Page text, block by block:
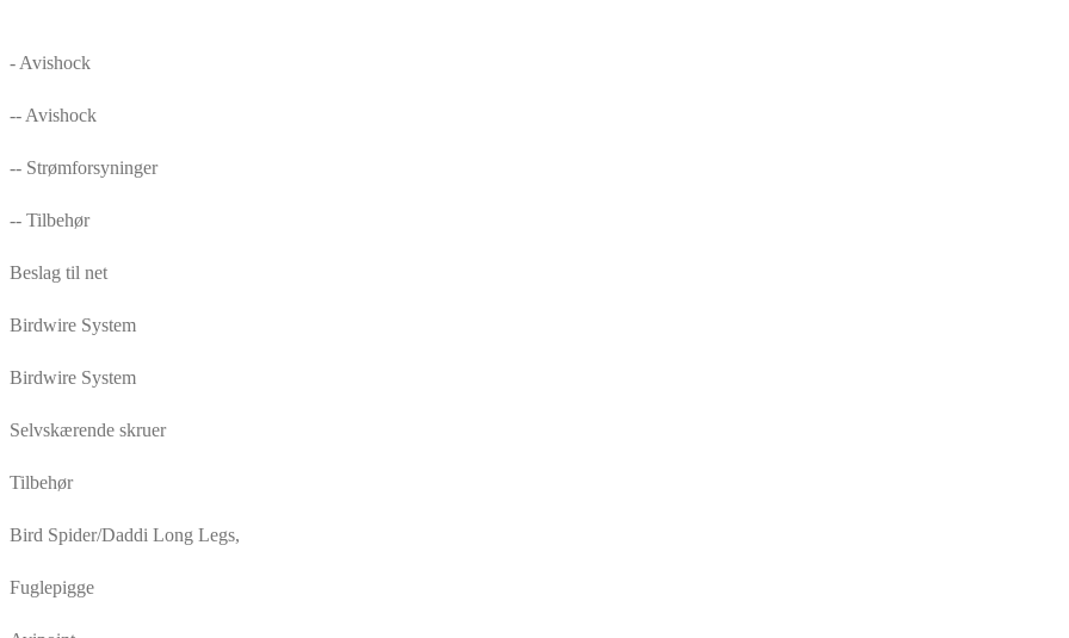
- Avishock
-- Avishock
-- Strømforsyninger
-- Tilbehør
Beslag til net
Birdwire System
Birdwire System
Selvskærende skruer
Tilbehør
Bird Spider/Daddi Long Legs,
Fuglepigge